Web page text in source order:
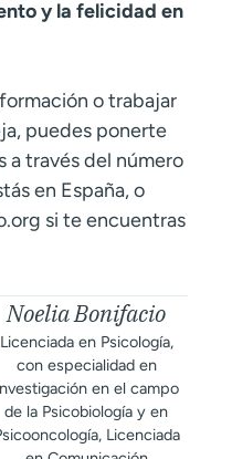
y la felicidad en
o trabajar
puedes ponerte
a través del número
en España, o
si te encuentras
Noelia Bonifacio
Licenciada en Psicología,
con especialidad en
en el campo
de la Psicobiología y en
Licenciada